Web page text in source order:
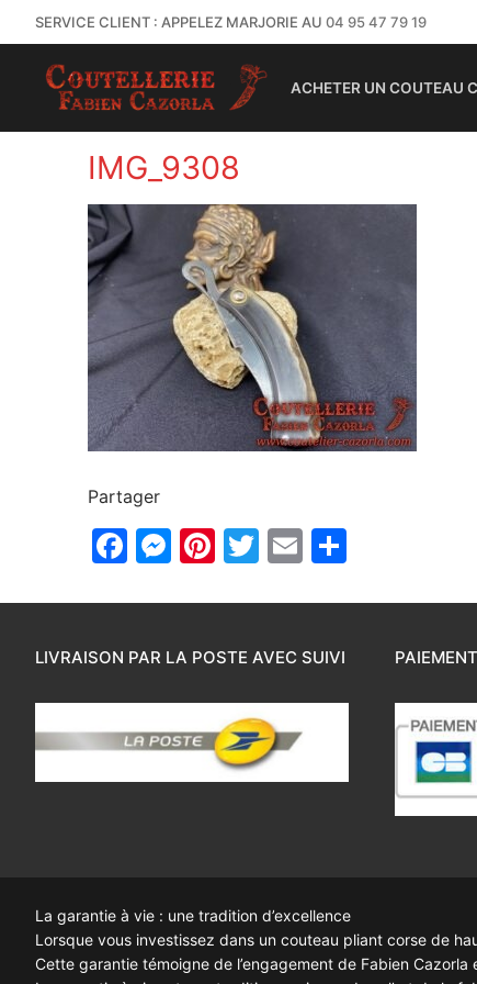
SERVICE CLIENT : APPELEZ MARJORIE AU 04 95 47 79 19
ACHETER UN COUTEAU
IMG_9308
Partager
Facebook
Messenger
Pinterest
Twitter
Email
LIVRAISON PAR LA POSTE AVEC SUIVI
La garantie à vie : une tradition d’excellence
Lorsque vous investissez dans un couteau pliant corse de
Cette garantie témoigne de l’engagement de Fabien